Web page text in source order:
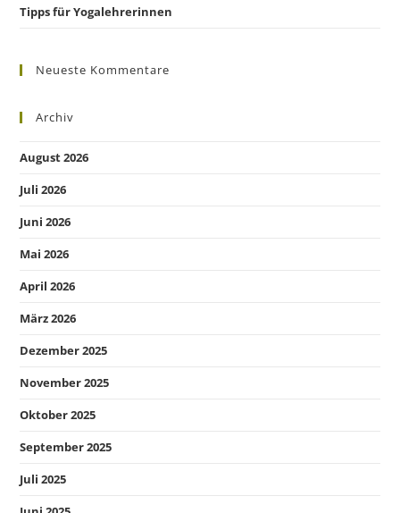
Tipps für Yogalehrerinnen
Neueste Kommentare
Archiv
August 2026
Juli 2026
Juni 2026
Mai 2026
April 2026
März 2026
Dezember 2025
November 2025
Oktober 2025
September 2025
Juli 2025